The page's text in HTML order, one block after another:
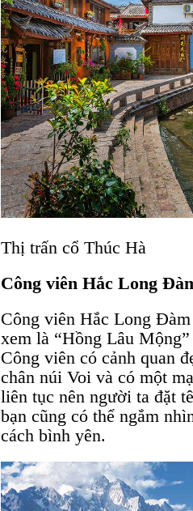
Thị trấn cổ Thúc Hà
Công viên Hắc Long
Công viên Hắc Long
xem là “Hồng Lâu
Công viên có cảnh quan
chân núi Voi và có một
liên tục nên người ta đặt
bạn cũng có thể ngắm
cách bình yên.